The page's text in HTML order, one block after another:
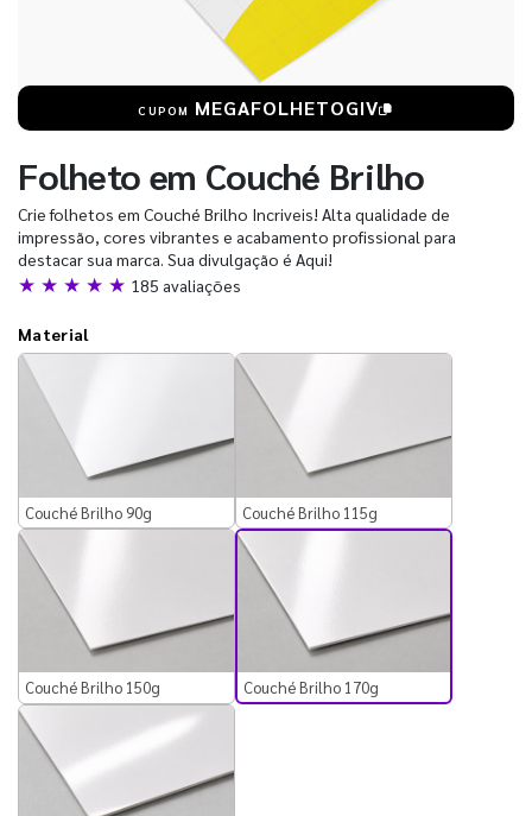
CUPOM MEGAFOLHETOGIV
Folheto em Couché Brilho
Crie folhetos em Couché Brilho Incriveis! Alta qualidade de
impressão, cores vibrantes e acabamento profissional para
destacar sua marca. Sua divulgação é Aqui!
★ ★ ★ ★ ★ 185 avaliações
Material
Couché Brilho 90g Couché Brilho 115g
Couché Brilho 150g Couché Brilho 170g